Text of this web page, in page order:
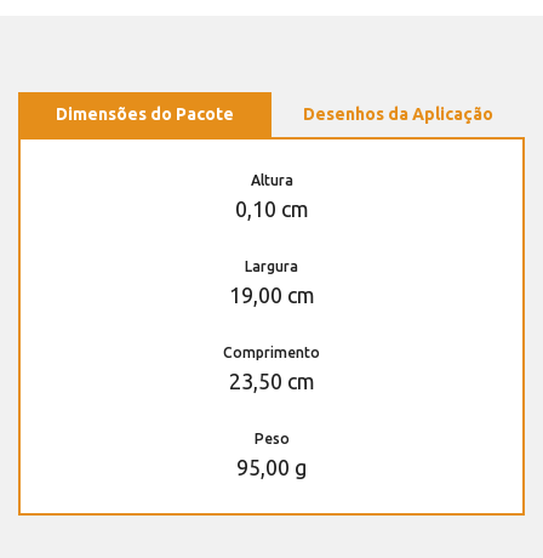
Dimensões do Pacote Desenhos da Aplicação
Altura
0,10 cm
Largura
19,00 cm
Comprimento
23,50 cm
Peso
95,00 g